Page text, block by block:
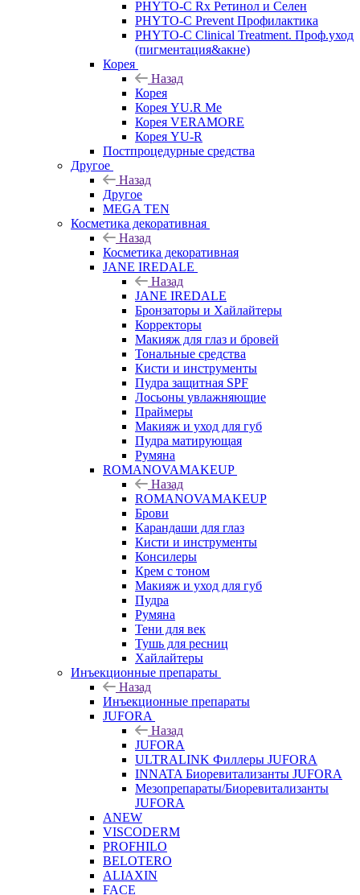
PHYTO-C Rx Ретинол и Селен
PHYTO-C Prevent Профилактика
PHYTO-C Clinical Treatment. Проф.уход
(пигментация&акне)
Корея
Назад
Корея
Корея YU.R Me
Корея VERAMORE
Корея YU-R
Постпроцедурные средства
Другое
Назад
Другое
MEGA TEN
Косметика декоративная
Назад
Косметика декоративная
JANE IREDALE
Назад
JANE IREDALE
Бронзаторы и Хайлайтеры
Корректоры
Макияж для глаз и бровей
Тональные средства
Кисти и инструменты
Пудра защитная SPF
Лосьоны увлажняющие
Праймеры
Макияж и уход для губ
Пудра матирующая
Румяна
ROMANOVAMAKEUP
Назад
ROMANOVAMAKEUP
Брови
Карандаши для глаз
Кисти и инструменты
Консилеры
Крем с тоном
Макияж и уход для губ
Пудра
Румяна
Тени для век
Тушь для ресниц
Хайлайтеры
Инъекционные препараты
Назад
Инъекционные препараты
JUFORA
Назад
JUFORA
ULTRALINK Филлеры JUFORA
INNATA Биоревитализанты JUFORA
Мезопрепараты/Биоревитализанты
JUFORA
ANEW
VISCODERM
PROFHILO
BELOTERO
ALIAXIN
FACE